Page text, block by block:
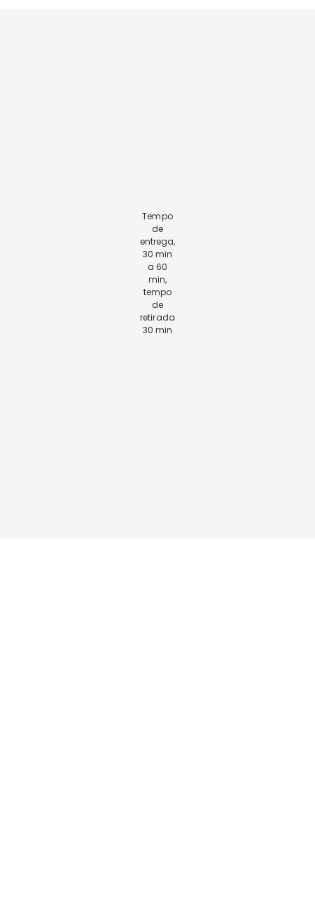
Tempo
de
entrega,
30 min
a 60
min,
tempo
de
retirada
30 min